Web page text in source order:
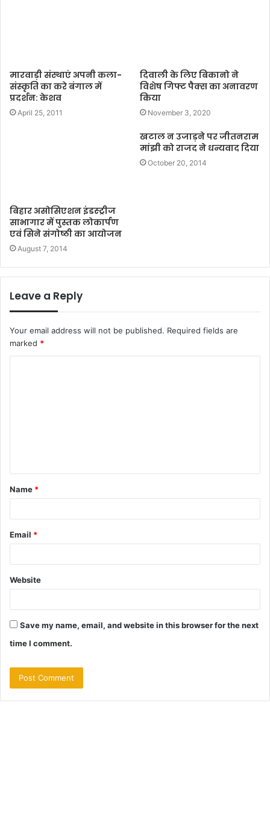
मारवाड़ी संस्थाएं अपनी कला-
संस्कृति का करे बंगाल में
प्रदर्शन: केशव
April 25, 2011
दिवाली के लिए बिकानो ने
विशेष गिफ्ट पैक्स का अनावरण
किया
November 3, 2020
बिहार असोसिएशन इंडस्ट्रीज
साभागार में पुस्तक लोकार्पण
एवं सिने संगोष्ठी का आयोजन
August 7, 2014
खटाल न उजाड़ने पर जीतनराम
मांझी को राजद ने धन्यवाद दिया
October 20, 2014
Leave a Reply
Your email address will not be published. Required fields are
marked *
t
*
Name *
Email *
Website
Save my name, email, and website in this browser for the next
time I comment.